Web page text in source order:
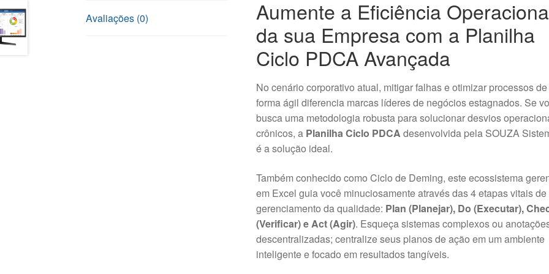
Avaliações (0)
Aumente a Eficiência
da sua Empresa com a Planilha
Ciclo PDCA Avançada
No cenário corporativo atual, mitigar falhas e otimizar processos de
forma ágil diferencia marcas líderes de negócios estagnados. Se
busca uma metodologia robusta para solucionar desvios
crônicos, a Planilha Ciclo PDCA desenvolvida pela SOUZA
é a solução ideal.
Também conhecido como Ciclo de Deming, este ecossistema
em Excel guia você minuciosamente através das 4 etapas vitais de
gerenciamento da qualidade: Plan (Planejar), Do (Executar),
(Verificar) e Act (Agir). Esqueça sistemas complexos ou
descentralizadas; centralize seus planos de ação em um ambiente
inteligente e focado em resultados tangíveis.